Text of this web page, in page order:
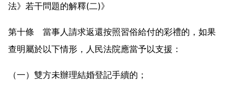
法》若干問題的解釋(二)》
第十條 當事人請求返還按照習俗給付的彩禮的，如果
查明屬於以下情形，人民法院應當予以支援：
（一）雙方未辦理結婚登記手續的；